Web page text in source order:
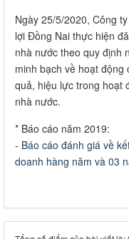
​Ngày 25/5/2020, Công
lợi Đồng Nai thực hiện
nhà nước theo quy định
minh bạch về hoạt
quả, hiệu lực trong hoạt
nhà nước.
* Báo cáo năm 2019:
- Báo cáo đánh giá về
doanh hàng năm và 03